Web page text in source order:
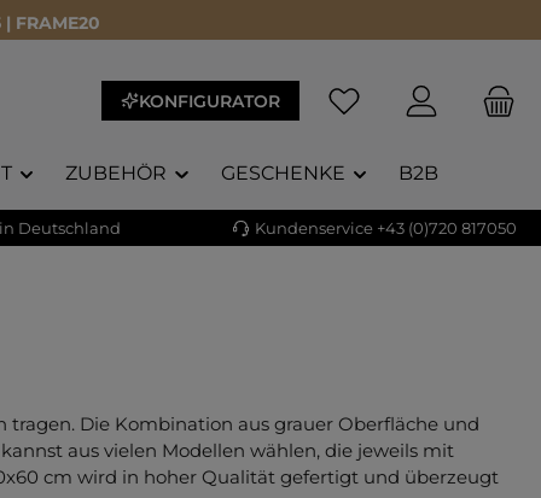
| FRAME20
KONFIGURATOR Du hast 0 Produkte
ZUBEHÖR GESCHENKE B2B
Deutschland Kundenservice +43 (0)720 817050
Die Kombination aus grauer Oberfläche und
aus vielen Modellen wählen, die jeweils mit
cm wird in hoher Qualität gefertigt und überzeugt